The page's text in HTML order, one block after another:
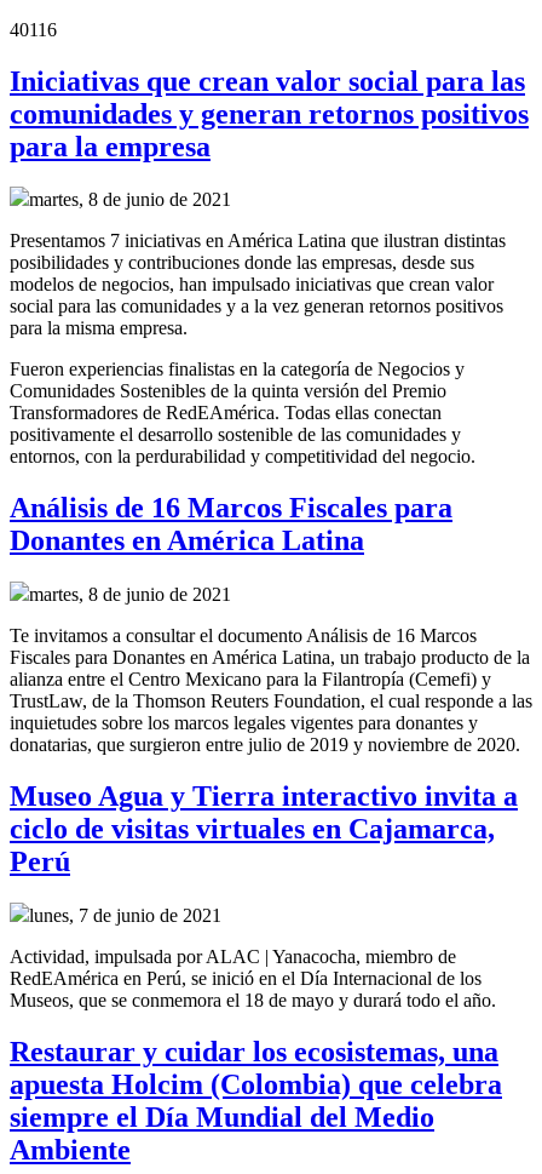
40116
Iniciativas que crean valor social para las
comunidades y generan retornos positivos
para la empresa
martes, 8 de junio de 2021
Presentamos 7 iniciativas en América Latina que ilustran distintas
posibilidades y contribuciones donde las empresas, desde sus
modelos de negocios, han impulsado iniciativas que crean valor
social para las comunidades y a la vez generan retornos positivos
para la misma empresa.
Fueron experiencias finalistas en la categoría de Negocios y
Comunidades Sostenibles de la quinta versión del Premio
Transformadores de RedEAmérica. Todas ellas conectan
positivamente el desarrollo sostenible de las comunidades y
entornos, con la perdurabilidad y competitividad del negocio.
Análisis de 16 Marcos Fiscales para
Donantes en América Latina
martes, 8 de junio de 2021
Te invitamos a consultar el documento Análisis de 16 Marcos
Fiscales para Donantes en América Latina, un trabajo producto de la
alianza entre el Centro Mexicano para la Filantropía (Cemefi) y
TrustLaw, de la Thomson Reuters Foundation, el cual responde a las
inquietudes sobre los marcos legales vigentes para donantes y
donatarias, que surgieron entre julio de 2019 y noviembre de 2020.
Museo Agua y Tierra interactivo invita a
ciclo de visitas virtuales en Cajamarca,
Perú
lunes, 7 de junio de 2021
Actividad, impulsada por ALAC | Yanacocha, miembro de
RedEAmérica en Perú, se inició en el Día Internacional de los
Museos, que se conmemora el 18 de mayo y durará todo el año.
Restaurar y cuidar los ecosistemas, una
apuesta Holcim (Colombia) que celebra
siempre el Día Mundial del Medio
Ambiente